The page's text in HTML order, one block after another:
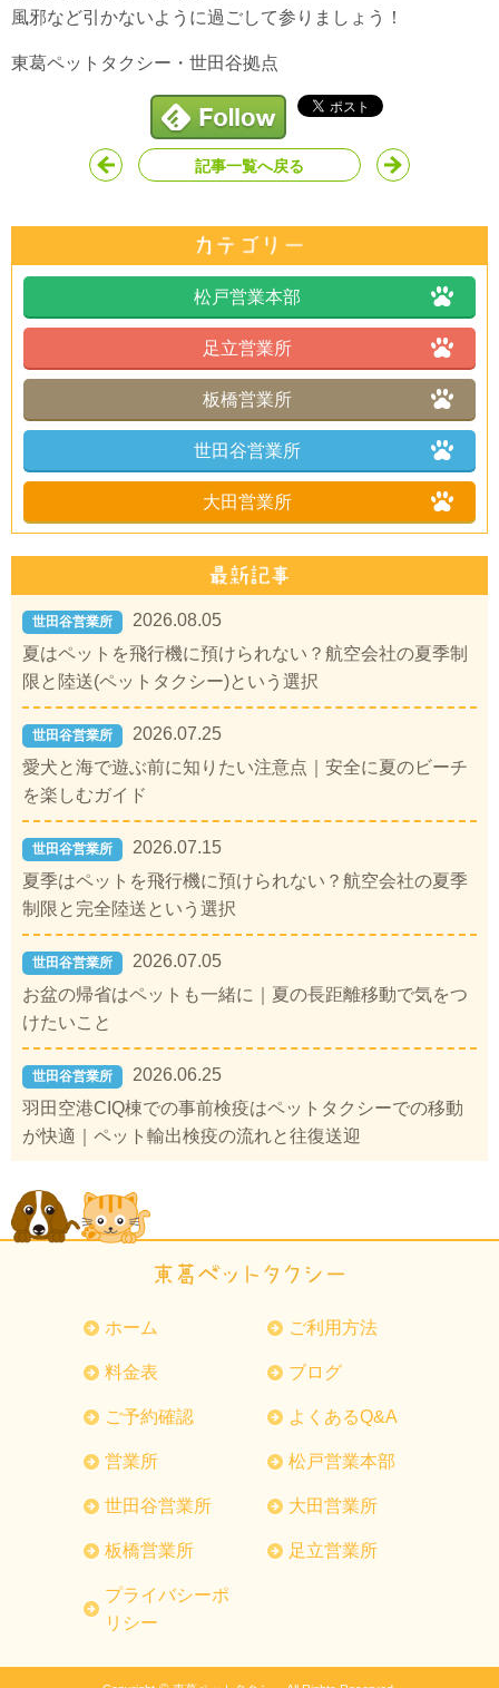
風邪など引かないように過ごして参りましょう！
東葛ペットタクシー・世田谷拠点
記事一覧へ戻る
松戸営業本部
足立営業所
板橋営業所
世田谷営業所
大田営業所
世田谷営業所
2026.08.05
夏はペットを飛行機に預けられない？航空会社の夏季制
限と陸送(ペットタクシー)という選択
世田谷営業所
2026.07.25
愛犬と海で遊ぶ前に知りたい注意点｜安全に夏のビーチ
を楽しむガイド
世田谷営業所
2026.07.15
夏季はペットを飛行機に預けられない？航空会社の夏季
制限と完全陸送という選択
世田谷営業所
2026.07.05
お盆の帰省はペットも一緒に｜夏の長距離移動で気をつ
けたいこと
世田谷営業所
2026.06.25
羽田空港CIQ棟での事前検疫はペットタクシーでの移動
が快適｜ペット輸出検疫の流れと往復送迎
ホーム ご利用方法
料金表 ブログ
ご予約確認 よくあるQ&A
営業所 松戸営業本部
世田谷営業所 大田営業所
板橋営業所 足立営業所
プライバシーポ
リシー